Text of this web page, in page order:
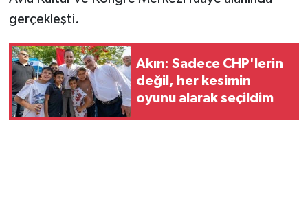
gerçekleşti.
Akın: Sadece CHP'lerin
değil, her kesimin
oyunu alarak seçildim